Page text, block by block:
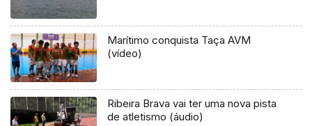
Marítimo conquista Taça AVM
(vídeo)
Ribeira Brava vai ter uma nova pista
de atletismo (áudio)